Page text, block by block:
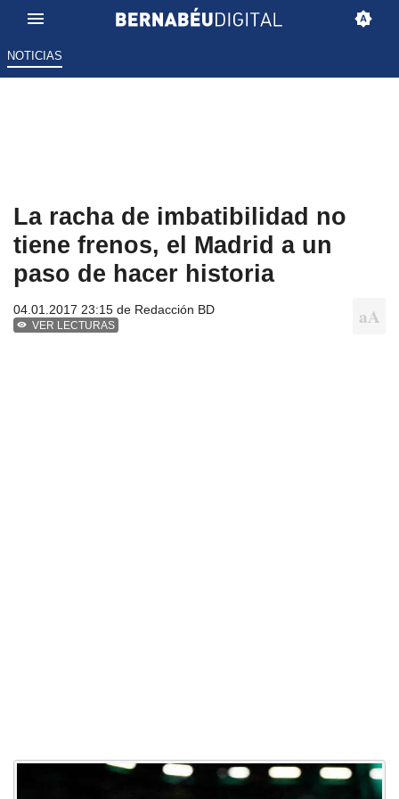
NOTICIAS
La racha de imbatibilidad no
tiene frenos, el Madrid a un
paso de hacer historia
04.01.2017 23:15 de Redacción BD
VER LECTURAS